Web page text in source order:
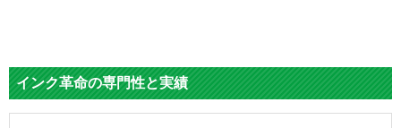
インク革命の専門性と実績